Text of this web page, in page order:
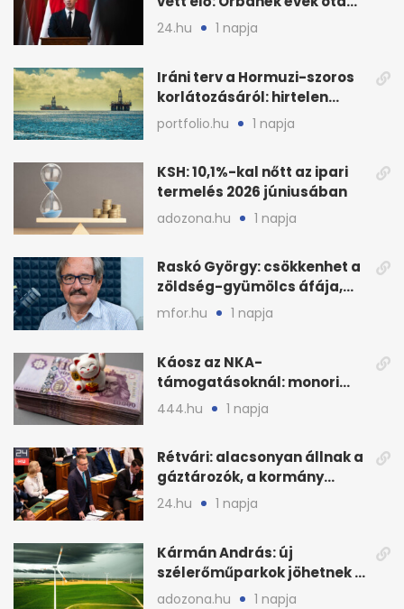
tudtak az energiarendszer
összeomlásáról
24.hu 1 napja
Iráni terv a Hormuzi-szoros
korlátozásáról: hirtelen
megugrott az olajár
portfolio.hu 1 napja
KSH: 10,1%-kal nőtt az ipari
termelés 2026 júniusában
adozona.hu 1 napja
Raskó György: csökkenhet a
zöldség-gyümölcs áfája,
bajban a kukorica
mfor.hu 1 napja
Káosz az NKA-
támogatásoknál: monori
civilek elszámolásai és
444.hu 1 napja
Rétvári: alacsonyan állnak a
gáztározók, a kormány
válságról válságra jut
24.hu 1 napja
Kármán András: új
szélerőműparkok jöhetnek a
kormányülés döntése
adozona.hu 1 napja